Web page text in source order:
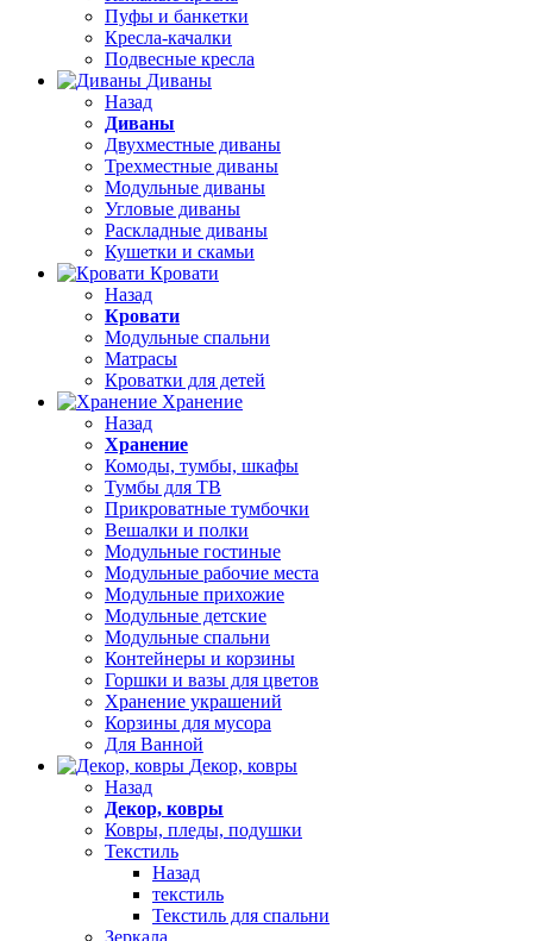
Пуфы и банкетки
Кресла-качалки
Подвесные кресла
Диваны
Назад
Диваны
Двухместные диваны
Трехместные диваны
Модульные диваны
Угловые диваны
Раскладные диваны
Кушетки и скамьи
Кровати
Назад
Кровати
Модульные спальни
Матрасы
Кроватки для детей
Хранение
Назад
Хранение
Комоды, тумбы, шкафы
Тумбы для ТВ
Прикроватные тумбочки
Вешалки и полки
Модульные гостиные
Модульные рабочие места
Модульные прихожие
Модульные детские
Модульные спальни
Контейнеры и корзины
Горшки и вазы для цветов
Хранение украшений
Корзины для мусора
Для Ванной
Декор, ковры
Назад
Декор, ковры
Ковры, пледы, подушки
Текстиль
Назад
текстиль
Текстиль для спальни